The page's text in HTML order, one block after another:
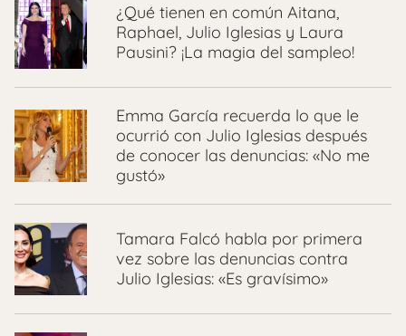
¿Qué tienen en común Aitana,
Raphael, Julio Iglesias y Laura
Pausini? ¡La magia del sampleo!
Emma García recuerda lo que le
ocurrió con Julio Iglesias después
de conocer las denuncias: «No me
gustó»
Tamara Falcó habla por primera
vez sobre las denuncias contra
Julio Iglesias: «Es gravísimo»